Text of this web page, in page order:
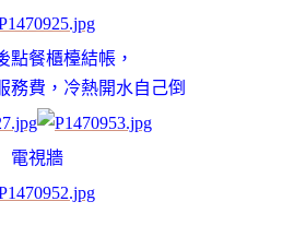
點餐櫃檯結帳，
務費，冷熱開水自己倒
電視牆